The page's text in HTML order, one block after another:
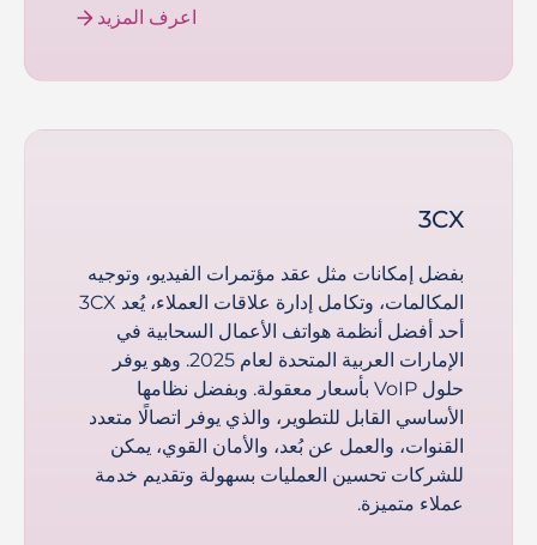
اعرف المزيد
3CX
بفضل إمكانات مثل عقد مؤتمرات الفيديو، وتوجيه
المكالمات، وتكامل إدارة علاقات العملاء، يُعد 3CX
أحد أفضل أنظمة هواتف الأعمال السحابية في
الإمارات العربية المتحدة لعام 2025. وهو يوفر
حلول VoIP بأسعار معقولة. وبفضل نظامها
الأساسي القابل للتطوير، والذي يوفر اتصالًا متعدد
القنوات، والعمل عن بُعد، والأمان القوي، يمكن
للشركات تحسين العمليات بسهولة وتقديم خدمة
عملاء متميزة.